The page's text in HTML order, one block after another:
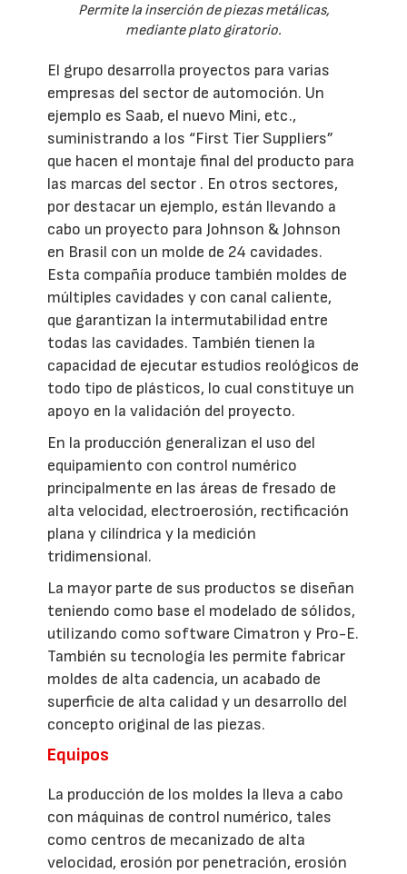
Permite la inserción de piezas metálicas,
mediante plato giratorio.
El grupo desarrolla proyectos para varias
empresas del sector de automoción. Un
ejemplo es Saab, el nuevo Mini, etc.,
suministrando a los “First Tier Suppliers”
que hacen el montaje final del producto para
las marcas del sector . En otros sectores,
por destacar un ejemplo, están llevando a
cabo un proyecto para Johnson & Johnson
en Brasil con un molde de 24 cavidades.
Esta compañía produce también moldes de
múltiples cavidades y con canal caliente,
que garantizan la intermutabilidad entre
todas las cavidades. También tienen la
capacidad de ejecutar estudios reológicos de
todo tipo de plásticos, lo cual constituye un
apoyo en la validación del proyecto.
En la producción generalizan el uso del
equipamiento con control numérico
principalmente en las áreas de fresado de
alta velocidad, electroerosión, rectificación
plana y cilíndrica y la medición
tridimensional.
La mayor parte de sus productos se diseñan
teniendo como base el modelado de sólidos,
utilizando como software Cimatron y Pro-E.
También su tecnología les permite fabricar
moldes de alta cadencia, un acabado de
superficie de alta calidad y un desarrollo del
concepto original de las piezas.
Equipos
La producción de los moldes la lleva a cabo
con máquinas de control numérico, tales
como centros de mecanizado de alta
velocidad, erosión por penetración, erosión